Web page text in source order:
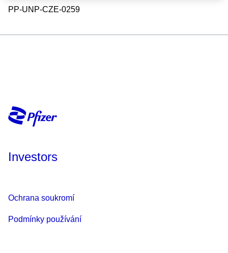
PP-UNP-CZE-0259
Investors
Ochrana soukromí
Podmínky používání